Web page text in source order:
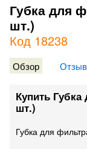
Губка для
шт.)
Код 18238
Обзор
Купить
шт.)
Губка для